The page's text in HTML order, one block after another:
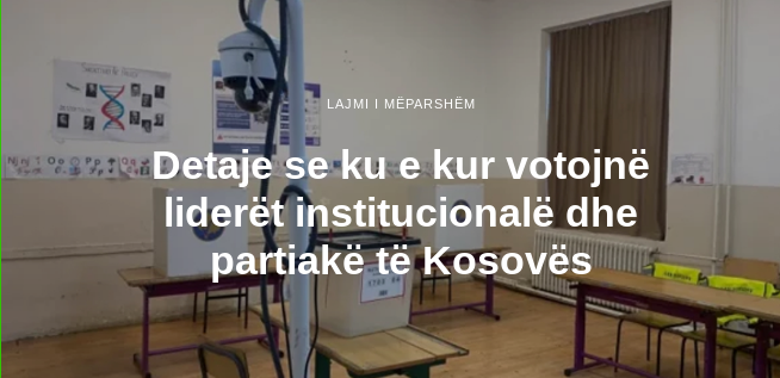
LAJMI I MËPARSHËM
Detaje se ku e kur votojnë
liderët institucionalë dhe
partiakë të Kosovës